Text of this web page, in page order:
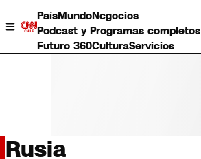
PaísMundoNegocios
Podcast y Programas completos
Futuro 360CulturaServicios
Rusia